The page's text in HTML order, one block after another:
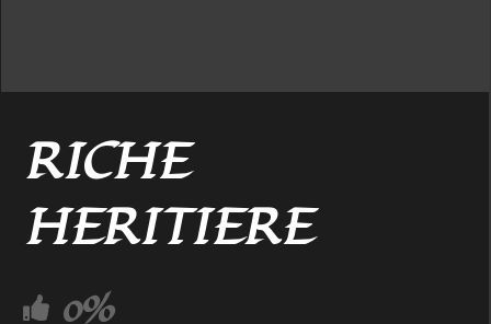
RICHE
HERITIERE
0%